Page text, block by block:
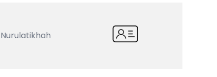
Nurulatikhah